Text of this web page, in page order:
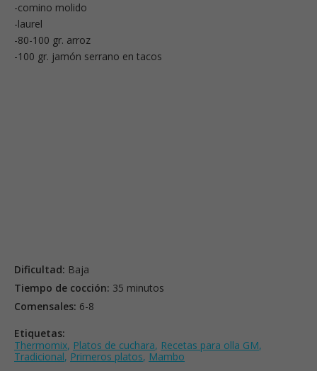
-comino molido
-laurel
-80-100 gr. arroz
-100 gr. jamón serrano en tacos
Dificultad: Baja
Tiempo de cocción: 35 minutos
Comensales: 6-8
Etiquetas:
Thermomix, Platos de cuchara, Recetas para olla GM,
Tradicional, Primeros platos, Mambo